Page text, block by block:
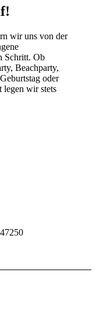
wir uns von der
Schritt. Ob
Beachparty,
oder
legen wir stets